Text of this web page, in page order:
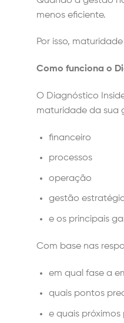
menos eficiente.
Por isso,
Como funciona o
O Diagnóstico
maturidade da sua
financeiro
processos
operação
gestão
e os principais
Com base nas
em qual fase a
quais pontos
e quais